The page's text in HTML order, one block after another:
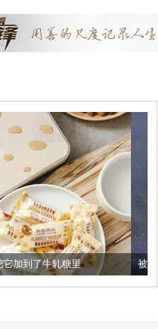
被列入佛家七宝的它到底